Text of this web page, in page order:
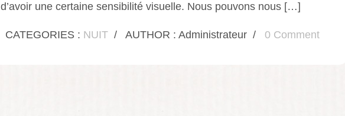
d’avoir une certaine sensibilité visuelle. Nous pouvons nous […]
CATEGORIES : NUIT / AUTHOR : Administrateur / 0 Comment